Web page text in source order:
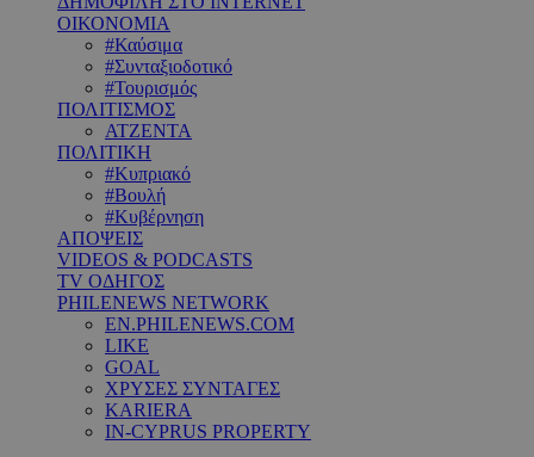
ΟΙΚΟΝΟΜΙΑ
#Καύσιμα
#Συνταξιοδοτικό
#Τουρισμός
ΠΟΛΙΤΙΣΜΟΣ
ΑΤΖΕΝΤΑ
ΠΟΛΙΤΙΚΗ
#Κυπριακό
#Βουλή
#Κυβέρνηση
ΑΠΟΨΕΙΣ
VIDEOS & PODCASTS
TV ΟΔΗΓΟΣ
PHILENEWS NETWORK
EN.PHILENEWS.COM
LIKE
GOAL
ΧΡΥΣΕΣ ΣΥΝΤΑΓΕΣ
KARIERA
IN-CYPRUS PROPERTY